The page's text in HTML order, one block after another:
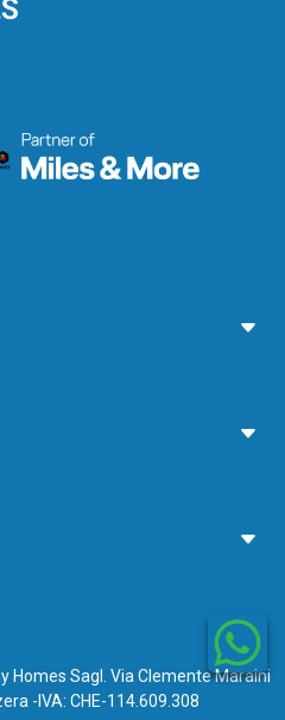
Homes Sagl. Via Clemente Maraini
-IVA: CHE-114.609.308